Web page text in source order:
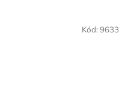
Kód: 9633